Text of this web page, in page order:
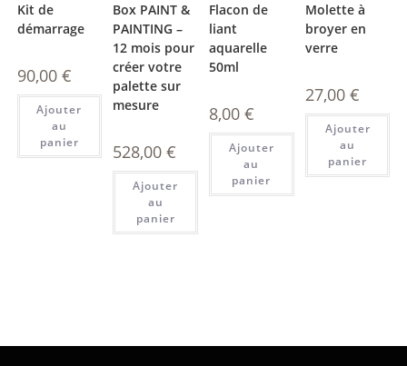
Kit de
démarrage
90,00 €
Ajouter
au
panier
Box PAINT &
PAINTING –
12 mois pour
créer votre
palette sur
mesure
528,00€
Ajouter
au
panier
Flacon de
liant
aquarelle
50ml
8,00€
Ajouter
au
panier
Molette à
broyer en
verre
27,00€
Ajouter
au
panier